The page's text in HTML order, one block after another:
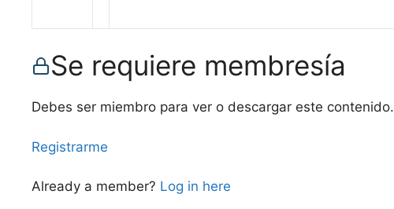
Se requiere membresía
Debes ser miembro para ver o descargar este contenido.
Registrarme
Already a member? Log in here